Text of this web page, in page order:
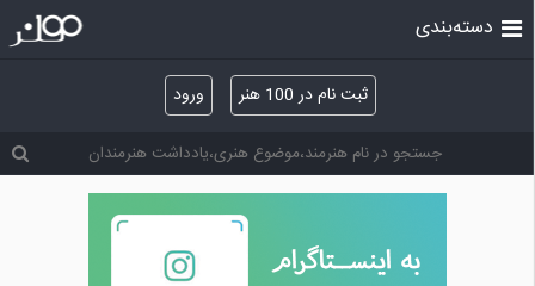
ثبت نام در 100 هنر ورود
دسته‌بندی